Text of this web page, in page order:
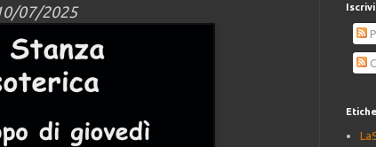
07/2025